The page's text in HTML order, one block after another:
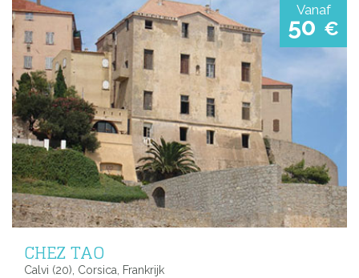
Vanaf
50 €
CHEZ TAO
Calvi (20), Corsica, Frankrijk